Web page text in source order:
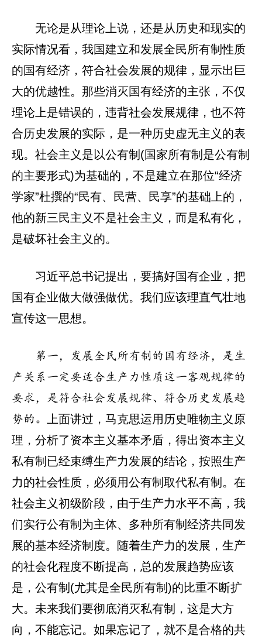
无论是从理论上说，还是从历史和现实的
实际情况看，我国建立和发展全民所有制性质
的国有经济，符合社会发展的规律，显示出巨
大的优越性。那些消灭国有经济的主张，不仅
理论上是错误的，违背社会发展规律，也不符
合历史发展的实际，是一种历史虚无主义的表
现。社会主义是以公有制(国家所有制是公有制
的主要形式)为基础的，不是建立在那位“经济
学家”杜撰的“民有、民营、民享”的基础上的，
他的新三民主义不是社会主义，而是私有化，
是破坏社会主义的。
习近平总书记提出，要搞好国有企业，把
国有企业做大做强做优。我们应该理直气壮地
宣传这一思想。
第一，发展全民所有制的国有经济，是生
产关系一定要适合生产力性质这一客观规律的
要求，是符合社会发展规律、符合历史发展趋
势的。
上面讲过，马克思运用历史唯物主义原
理，分析了资本主义基本矛盾，得出资本主义
私有制已经束缚生产力发展的结论，按照生产
力的社会性质，必须用公有制取代私有制。在
社会主义初级阶段，由于生产力水平不高，我
们实行公有制为主体、多种所有制经济共同发
展的基本经济制度。随着生产力的发展，生产
的社会化程度不断提高，总的发展趋势应该
是，公有制(尤其是全民所有制)的比重不断扩
大。未来我们要彻底消灭私有制，这是大方
向，不能忘记。如果忘记了，就不是合格的共